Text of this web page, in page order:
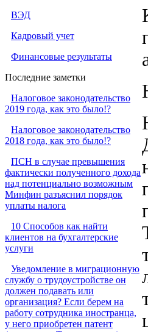
ВЭД
Кадровый учет
Финансовые результаты
Последние заметки
Налоговое законодательство
2019 года, как это было!?
Налоговое законодательство
2018 года, как это было!?
ПСН в случае превышения
фактически полученного дохода
над потенциально возможным
Минфин разъяснил порядок
уплаты налога
10 Способов как найти
клиентов на бухгалтерские
услуги
Уведомление в миграционную
службу о трудоустройстве он
должен подавать или
организация? Если берем на
работу сотрудника иностранца,
у него приобретен патент